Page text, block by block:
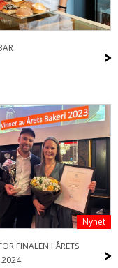
>
Nyhet
>
FINALEN I ÅRETS
2024